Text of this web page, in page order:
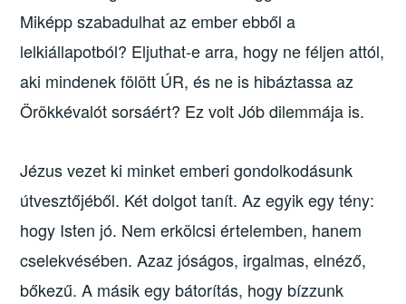
Miképp szabadulhat az ember ebből a
lelkiállapotból? Eljuthat-e arra, hogy ne féljen attól,
aki mindenek fölött ÚR, és ne is hibáztassa az
Örökkévalót sorsáért? Ez volt Jób dilemmája is.
Jézus vezet ki minket emberi gondolkodásunk
útvesztőjéből. Két dolgot tanít. Az egyik egy tény:
hogy Isten jó. Nem erkölcsi értelemben, hanem
cselekvésében. Azaz jóságos, irgalmas, elnéző,
bőkezű. A másik egy bátorítás, hogy bízzunk